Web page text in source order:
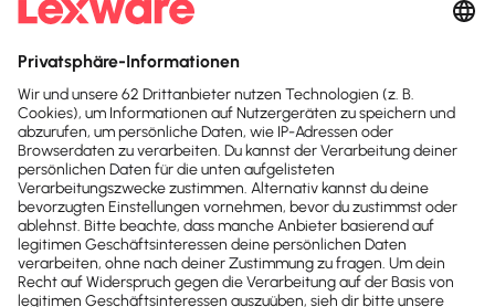
Alles rund um Installation und Rechnerwechsel
Forum
Unsere Community kennt sich
aus - schauen Sie ins Lexware
Forum